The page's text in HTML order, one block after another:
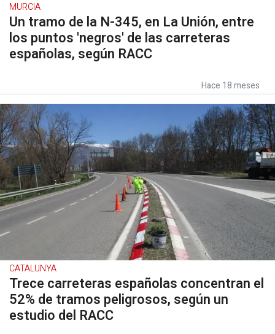
MURCIA
Un tramo de la N-345, en La Unión, entre
los puntos 'negros' de las carreteras
españolas, según RACC
Hace 18 meses
CATALUNYA
Trece carreteras españolas concentran el
52% de tramos peligrosos, según un
estudio del RACC